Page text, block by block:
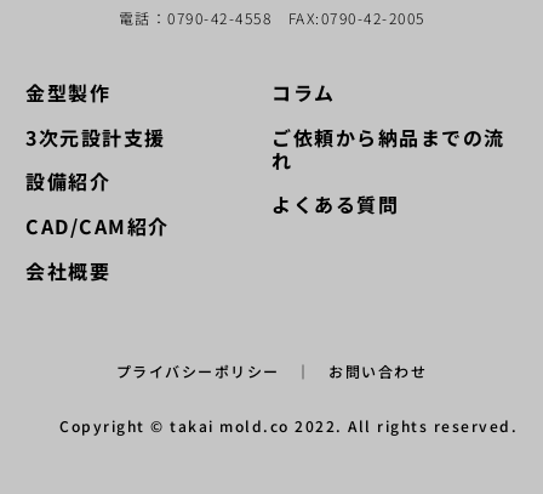
電話：0790-42-4558 FAX:0790-42-2005
金型製作
3次元設計支援
設備紹介
CAD/CAM紹介
会社概要
コラム
ご依頼から納品までの流
れ
よくある質問
プライバシーポリシー ｜ お問い合わせ
Copyright © takai mold.co 2022. All rights reserved.